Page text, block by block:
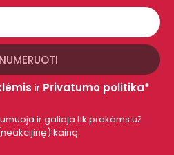
ir Privatumo politika*
ir galioja tik prekėms už
kainą.